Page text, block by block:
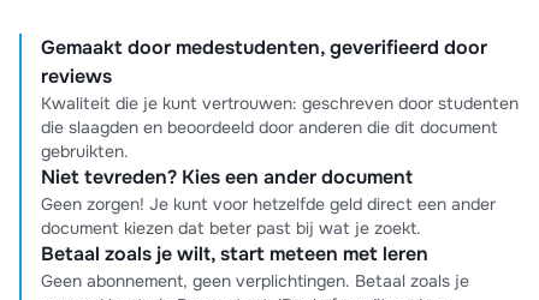
Gemaakt door medestudenten, geverifieerd door
reviews
Kwaliteit die je kunt vertrouwen: geschreven door studenten
die slaagden en beoordeeld door anderen die dit document
gebruikten.
Niet tevreden? Kies een ander document
Geen zorgen! Je kunt voor hetzelfde geld direct een ander
document kiezen dat beter past bij wat je zoekt.
Betaal zoals je wilt, start meteen met leren
Geen abonnement, geen verplichtingen. Betaal zoals je